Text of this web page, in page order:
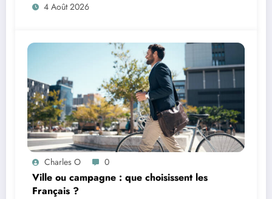
4 Août 2026
Charles O 0
Ville ou campagne : que choisissent les
Français ?